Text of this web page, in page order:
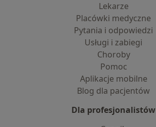
Lekarze
Placówki medyczne
Pytania i odpowiedzi
Usługi i zabiegi
Choroby
Pomoc
Aplikacje mobilne
Blog dla pacjentów
Dla profesjonalistów